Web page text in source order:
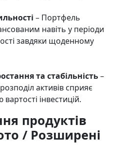
– Портфель
навіть у періоди
завдяки щоденному
та стабільність–
активів сприяє
інвестицій.
продуктів
/ Розширені